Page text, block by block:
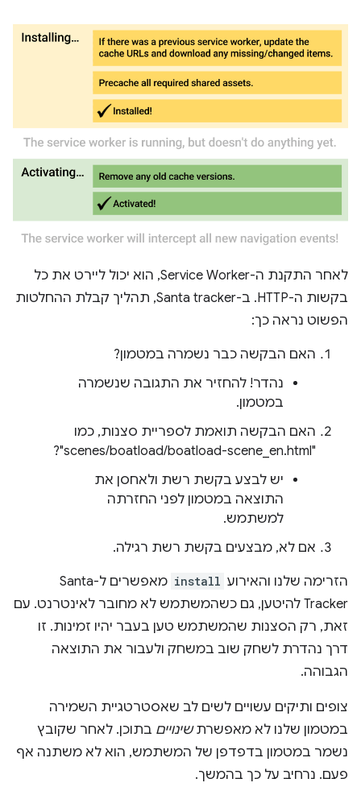
לאחר התקנת ה-Service Worker, הוא יכול ליירט את כל
בקשות ה-HTTP. ב-Santa tracker, תהליך קבלת ההחלטות
הפשוט נראה כך:
האם הבקשה כבר נשמרה במטמון?
נהדר! להחזיר את התגובה שנשמרה
במטמון.
האם הבקשה תואמת לספריית סצנות, כמו
"scenes/boatload/boatload-scene_en.html"?
יש לבצע בקשת רשת ולאחסן את
התוצאה במטמון לפני החזרתה
למשתמש.
אם לא, מבצעים בקשת רשת רגילה.
הזרימה שלנו והאירוע install
מאפשרים ל-Santa
Tracker להיטען, גם כשהמשתמש לא מחובר לאינטרנט. עם
זאת, רק הסצנות שהמשתמש טען בעבר יהיו זמינות. זו
דרך נהדרת לשחק שוב במשחק ולעבור את התוצאה
הגבוהה.
צופים ותיקים עשויים לשים לב שאסטרטגיית השמירה
במטמון שלנו לא מאפשרתשינויים בתוכן. לאחר שקובץ
נשמר במטמון בדפדפן של המשתמש, הוא לא משתנה אף
פעם. נרחיב על כך בהמשך.